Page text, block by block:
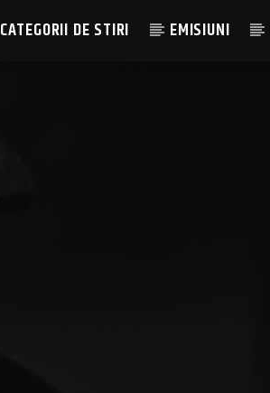
CATEGORII DE STIRI EMISIUNI